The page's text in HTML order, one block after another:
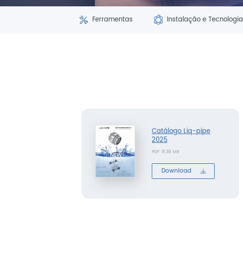
Ferramentas Instalação e Tecnologia
Catálogo Liq-pipe
2025
PDF: 8.38 MB
Download